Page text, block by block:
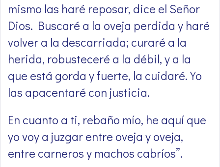
mismo las haré reposar, dice el Señor
Dios. Buscaré a la oveja perdida y haré
volver a la descarriada; curaré a la
herida, robusteceré a la débil, y a la
que está gorda y fuerte, la cuidaré. Yo
las apacentaré con justicia.
En cuanto a ti, rebaño mío, he aquí que
yo voy a juzgar entre oveja y oveja,
entre carneros y machos cabríos”.